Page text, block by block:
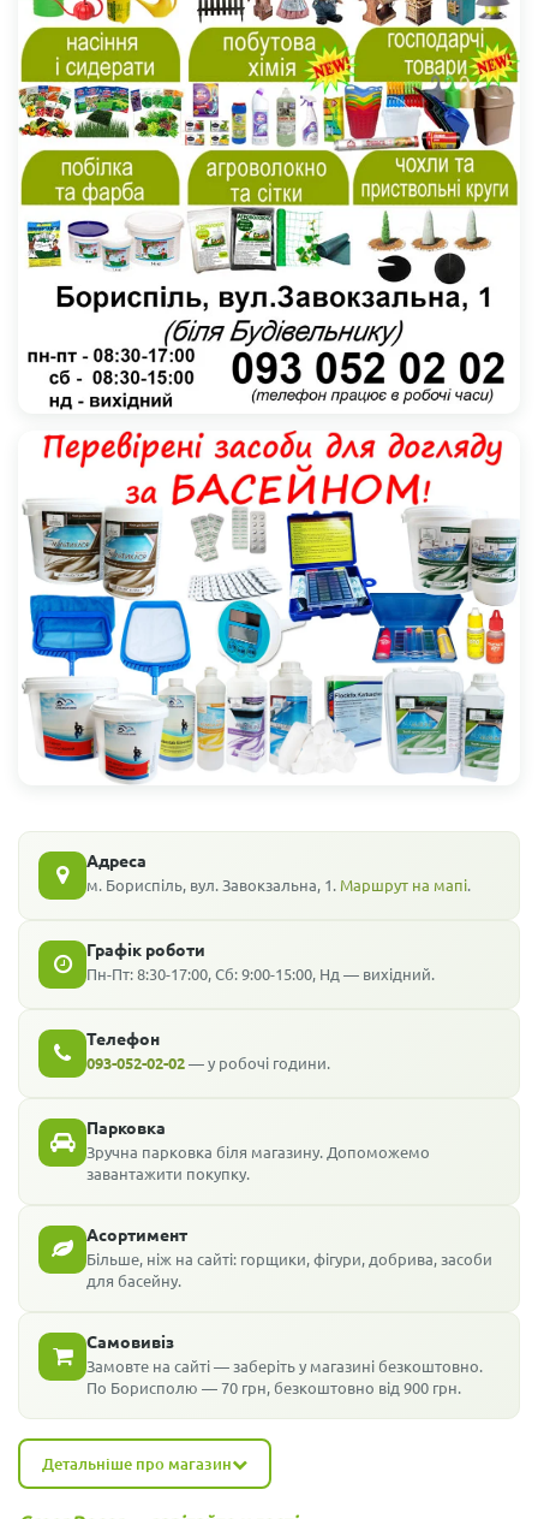
Адреса
м. Бориспіль, вул. Завокзальна, 1. Маршрут на мапі.
Графік роботи
Пн-Пт: 8:30-17:00, Сб: 9:00-15:00, Нд — вихідний.
Телефон
093-052-02-02— у робочі години.
Парковка
Зручна парковка біля магазину. Допоможемо
завантажити покупку.
Асортимент
Більше, ніж на сайті: горщики, фігури, добрива, засоби
для басейну.
Самовивіз
Замовте на сайті — заберіть у магазині безкоштовно.
По Борисполю — 70 грн, безкоштовно від 900 грн.
Як дістатися:маршрутки 1-А, 1-В, 3, 3-А, 3-Б, 9, 23, 24, 25 — від
Детальніше про магазин